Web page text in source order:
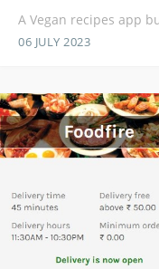
A Vegan recipes app
06 JULY 2023